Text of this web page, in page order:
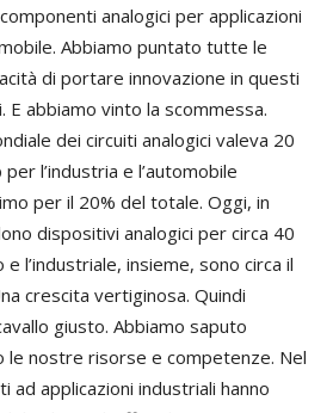
analogici per applicazioni
Abbiamo puntato tutte le
di portare innovazione in questi
E abbiamo vinto la scommessa.
dei circuiti analogici valeva 20
l’industria e l’automobile
per il 20% del totale. Oggi, in
dispositivi analogici per circa 40
e l’industriale, insieme, sono circa il
crescita vertiginosa. Quindi
giusto. Abbiamo saputo
nostre risorse e competenze. Nel
ad applicazioni industriali hanno